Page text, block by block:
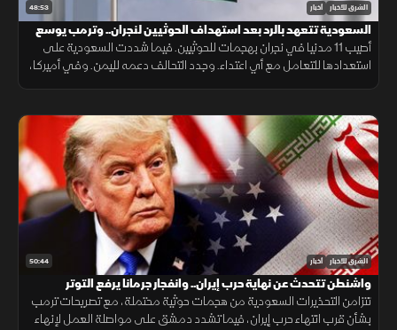
48:53 الشرق للأخبار أخبار
السعودية تتعهد بالرد بعد استهداف الحوثيين لنجران.. وترمب يوسع
قيود الجنسيةأصيب 11 مدنيا في نجران بهجمات للحوثيين. فيما شددت السعودية على
استعدادها للتعامل مع أي اعتداء. وجدد التحالف دعمه لليمن. وفي أميركا،
50:44 الشرق للأخبار أخبار
واشنطن تتحدث عن نهاية حرب إيران.. وانفجار جرمانا يرفع التوتر
تتزامن التحذيرات السعودية من هجمات حوثية محتملة، مع تصريحات ترمب
بشأن قرب انتهاء حرب إيران، فيما تشدد دمشق على مواصلة العمل لإنهاء